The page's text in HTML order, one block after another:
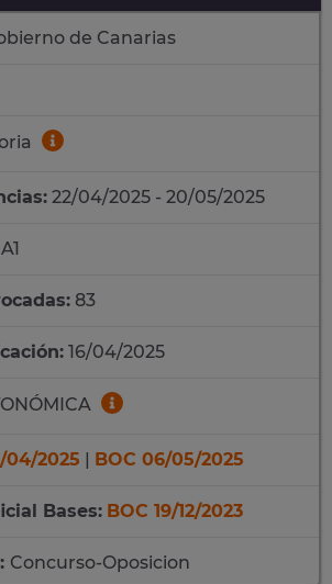
de Canarias
22/04/2025 - 20/05/2025
83
16/04/2025
04/2025 | BOC 06/05/2025
Bases: BOC 19/12/2023
Concurso-Oposicion